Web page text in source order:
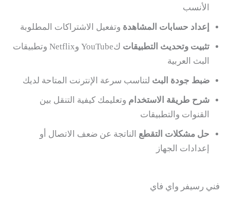
الأنسب
إعداد حسابات المشاهدة وتفعيل الاشتراكات المطلوبة
تثبيت وتحديث التطبيقات
كYouTube وNetflix وتطبيقات
البث العربية
ضبط جودة البث لتناسب سرعة الإنترنت المتاحة لديك
شرح طريقة الاستخدام وتعليمك كيفية التنقل بين
القنوات والتطبيقات
حل مشكلات التقطع الناتجة عن ضعف الاتصال أو
إعدادات الجهاز
فني رسيفر واي فاي